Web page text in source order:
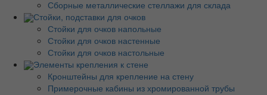
Сборные металлические стеллажи для склада
Стойки, подставки для очков
Стойки для очков напольные
Стойки для очков настенные
Стойки для очков настольные
Элементы крепления к стене
Кронштейны для крепление на стену
Примерочные кабины из хромированной трубы